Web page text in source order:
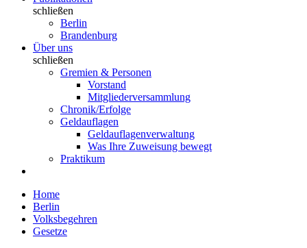
schließen
Berlin
Brandenburg
Über uns
schließen
Gremien & Personen
Vorstand
Mitgliederversammlung
Chronik/Erfolge
Geldauflagen
Geldauflagenverwaltung
Was Ihre Zuweisung bewegt
Praktikum
Home
Berlin
Volksbegehren
Gesetze